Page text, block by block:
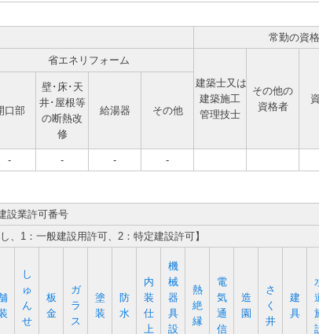
常勤の資
省エネリフォーム
建築士又は
建築施工
管理技士
その他の
資格者
口部
壁･床･天
井･屋根等
の断熱改
修
給湯器 その他
- - - -
設業許可番号
、1：一般建設用許可、2：特定建設許可】
し
ゅ
ん
せ
板
金
ガ
ラ
ス
塗
装
防
水
内
装
仕
上
機
械
器
具
設
熱
絶
縁
電
気
通
信
造
園
さ
く
井
建
具